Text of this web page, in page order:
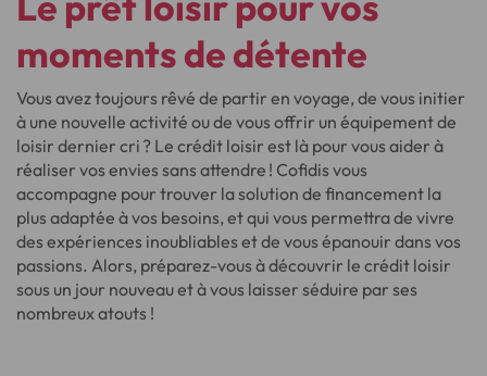
moments de détente
Vous avez toujours rêvé de partir en voyage, de vous initier
à une nouvelle activité ou de vous offrir un équipement de
loisir dernier cri ? Le crédit loisir est là pour vous aider à
réaliser vos envies sans attendre ! Cofidis vous
accompagne pour trouver la solution de financement la
plus adaptée à vos besoins, et qui vous permettra de vivre
des expériences inoubliables et de vous épanouir dans vos
passions. Alors, préparez-vous à découvrir le crédit loisir
sous un jour nouveau et à vous laisser séduire par ses
nombreux atouts !